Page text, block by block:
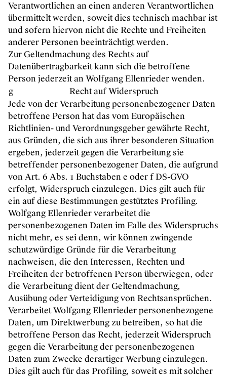
Verantwortlichen an einen anderen Verantwortlichen
übermittelt werden, soweit dies technisch machbar ist
und sofern hiervon nicht die Rechte und Freiheiten
anderer Personen beeinträchtigt werden.
Zur Geltendmachung des Rechts auf
Datenübertragbarkeit kann sich die betroffene
Person jederzeit an Wolfgang Ellenrieder wenden.
g
Recht auf Widerspruch
Jede von der Verarbeitung personenbezogener Daten
betroffene Person hat das vom Europäischen
Richtlinien- und Verordnungsgeber gewährte Recht,
aus Gründen, die sich aus ihrer besonderen Situation
ergeben, jederzeit gegen die Verarbeitung sie
betreffender personenbezogener Daten, die aufgrund
von Art. 6 Abs. 1 Buchstaben e oder f DS-GVO
erfolgt, Widerspruch einzulegen. Dies gilt auch für
ein auf diese Bestimmungen gestütztes Profiling.
Wolfgang Ellenrieder verarbeitet die
personenbezogenen Daten im Falle des Widerspruchs
nicht mehr, es sei denn, wir können zwingende
schutzwürdige Gründe für die Verarbeitung
nachweisen, die den Interessen, Rechten und
Freiheiten der betroffenen Person überwiegen, oder
die Verarbeitung dient der Geltendmachung,
Ausübung oder Verteidigung von Rechtsansprüchen.
Verarbeitet Wolfgang Ellenrieder personenbezogene
Daten, um Direktwerbung zu betreiben, so hat die
betroffene Person das Recht, jederzeit Widerspruch
gegen die Verarbeitung der personenbezogenen
Daten zum Zwecke derartiger Werbung einzulegen.
Dies gilt auch für das Profiling, soweit es mit solcher